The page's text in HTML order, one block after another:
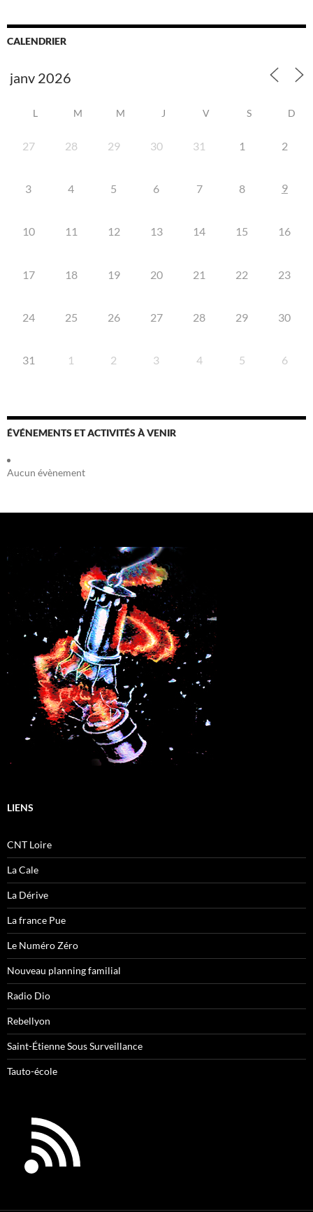
CALENDRIER
L M M J V S D
27 28 29 30 31 1 2
3 4 5 6 7 8 9
10 11 12 13 14 15 16
17 18 19 20 21 22 23
24 25 26 27 28 29 30
31 1 2 3 4 5 6
ÉVÉNEMENTS ET ACTIVITÉS À VENIR
Aucun évènement
LIENS
CNT Loire
La Cale
La Dérive
La france Pue
Le Numéro Zéro
Nouveau planning familial
Radio Dio
Rebellyon
Saint-Étienne Sous Surveillance
Tauto-école